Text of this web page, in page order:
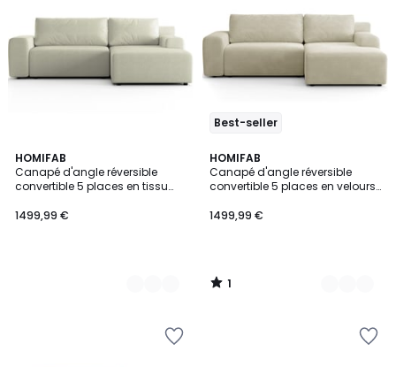
HOMIFAB
Canapé d'angle réversible
convertible 5 places en tissu
1499,99 €
2
Couleurs
Best-seller
HOMIFAB
Canapé d'angle réversible
convertible 5 places en velours
1499,99 €
1
/
5
2
Couleurs
1
/